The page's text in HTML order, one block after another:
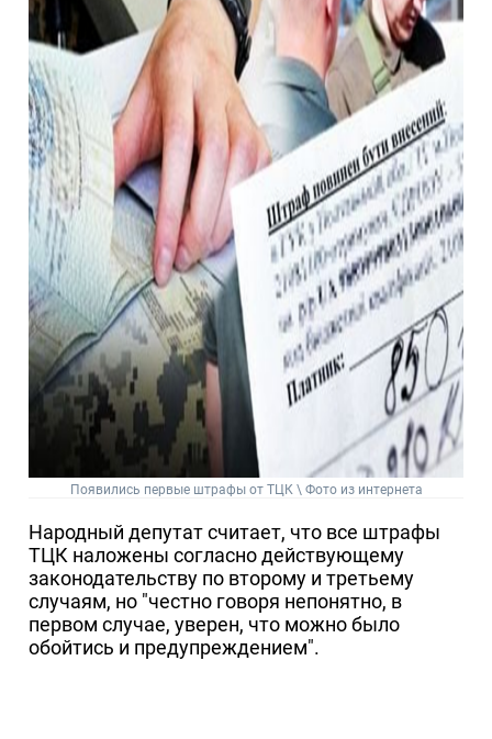
Появились первые штрафы от ТЦК \ Фото из интернета
Народный депутат считает, что все штрафы
ТЦК наложены согласно действующему
законодательству по второму и третьему
случаям, но "честно говоря непонятно, в
первом случае, уверен, что можно было
обойтись и предупреждением".